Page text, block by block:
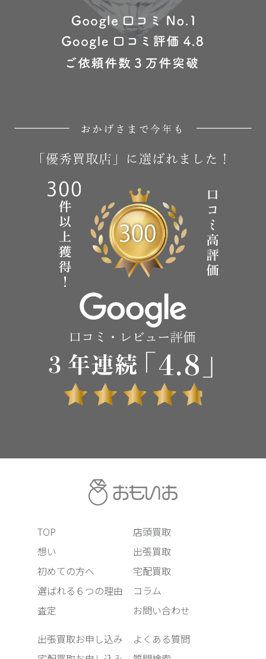
TOP
想い
初めての方へ
選ばれる６つの理由
査定
店頭買取
出張買取
宅配買取
コラム
お問い合わせ
出張買取お申し込み
よくある質問